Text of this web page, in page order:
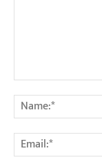
Comment: